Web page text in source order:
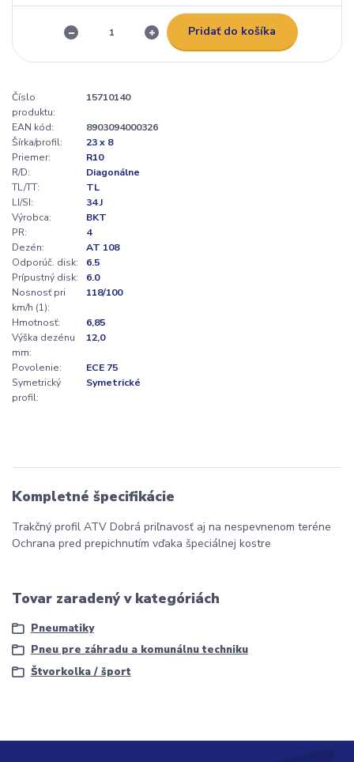
Pridať do košíka
Číslo
produktu:
15710140
EAN kód:
8903094000326
Šírka/profil:
23 x 8
Priemer:
R10
R/D:
Diagonálne
TL/TT:
TL
LI/SI:
34 J
Výrobca:
BKT
PR:
4
Dezén:
AT 108
Odporúč. disk:
6.5
Prípustný disk:
6.0
Nosnosť pri
km/h (1):
118/100
Hmotnosť:
6,85
Výška dezénu
mm:
12,0
Povolenie:
ECE 75
Symetrický
profil:
Symetrické
Kompletné špecifikácie
Trakčný profil ATV Dobrá priľnavosť aj na nespevnenom teréne
Ochrana pred prepichnutím vďaka špeciálnej kostre
Tovar zaradený v kategóriách
Pneumatiky
Pneu pre záhradu a komunálnu techniku
Štvorkolka / šport